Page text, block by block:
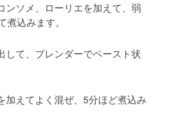
ンソメ、ローリエを加えて、弱
煮込みます。
して、ブレンダーでペースト状
加えてよく混ぜ、5分ほど煮込み